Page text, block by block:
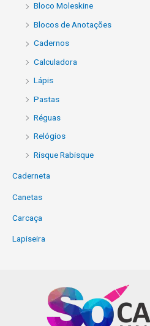
Bloco Moleskine
Blocos de Anotações
Cadernos
Calculadora
Lápis
Pastas
Réguas
Relógios
Risque Rabisque
Caderneta
Canetas
Carcaça
Lapiseira